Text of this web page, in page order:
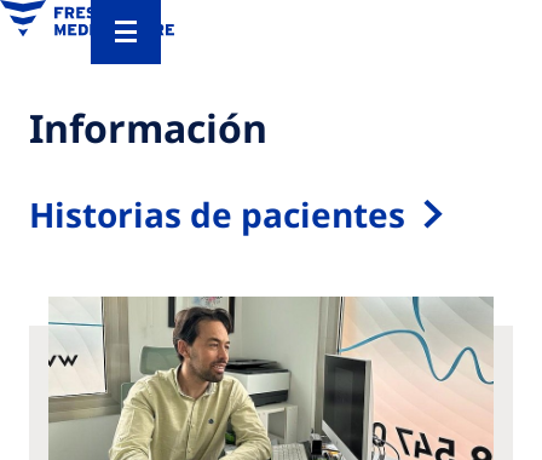
Información
Historias de pacientes